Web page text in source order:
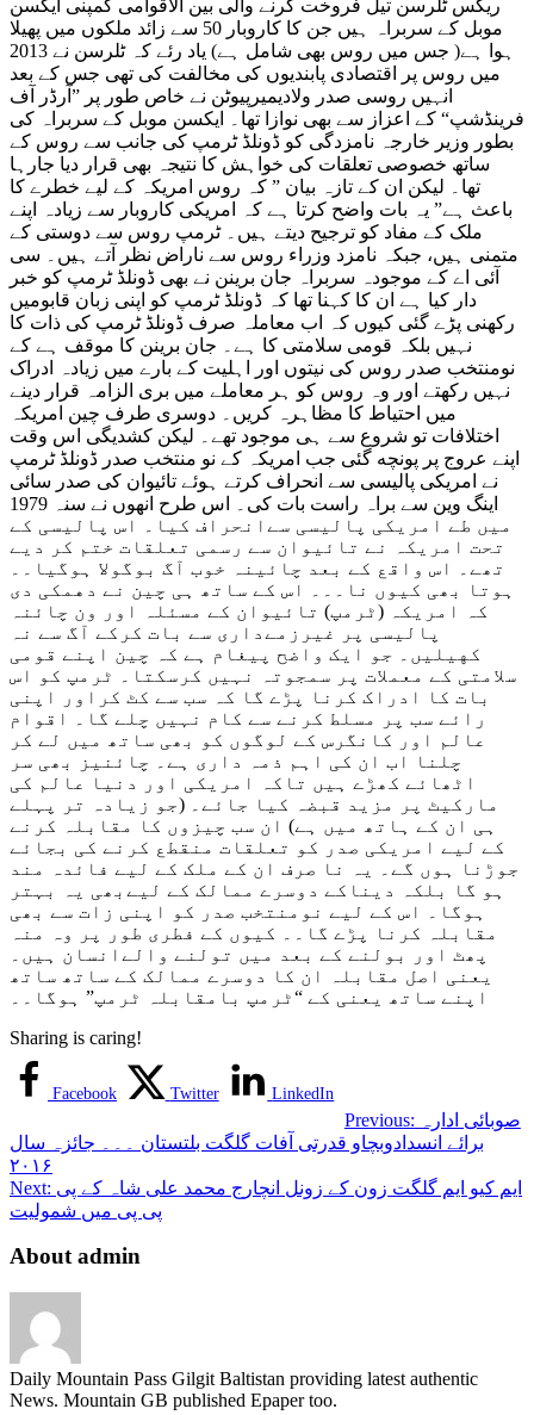
ریکس ٹلرسن تیل فروخت کرنے والی بین الاقوامی کمپنی ایکسن
موبل کے سربراہ ہیں جن کا کاروبار 50 سے زائد ملکوں میں پھیلا
ہوا ہے( جس میں روس بھی شامل ہے) یاد رئے کہ ٹلرسن نے 2013
میں روس پر اقتصادی پابندیوں کی مخالفت کی تھی جس کے بعد
انہیں روسی صدر ولادیمیرپیوٹن نے خاص طور پر ”آرڈر آف
فرینڈشپ“ کے اعزاز سے بھی نوازا تھا۔ ایکسن موبل کے سربراہ کی
بطور وزیر خارجہ نامزدگی کو ڈونلڈ ٹرمپ کی جانب سے روس کے
ساتھ خصوصی تعلقات کی خواہش کا نتیجہ بھی قرار دیا جارہا
تھا۔ لیکن ان کے تازہ بیان ” کہ روس امریکہ کے لیے خطرے کا
باعث ہے” یہ بات واضح کرتا ہے کہ امریکی کاروبار سے زیادہ اپنے
ملک کے مفاد کو ترجیح دیتے ہیں۔ ٹرمپ روس سے دوستی کے
متمنی ہیں، جبکہ نامزد وزراء روس سے ناراض نظر آتے ہیں۔ سی
آئی اے کے موجودہ سربراہ جان برینن نے بھی ڈونلڈ ٹرمپ کو خبر
دار کیا ہے ان کا کہنا تھا کہ ڈونلڈ ٹرمپ کو اپنی زبان قابومیں
رکھنی پڑے گئی کیوں کہ اب معاملہ صرف ڈونلڈ ٹرمپ کی ذات کا
نہیں بلکہ قومی سلامتی کا ہے۔ جان برینن کا موقف ہے کے
نومنتخب صدر روس کی نیتوں اور اہلیت کے بارے میں زیادہ ادراک
نہیں رکھتے اور وہ روس کو ہر معاملے میں بری الزامہ قرار دینے
میں احتیاط کا مظاہرہ کریں۔ دوسری طرف چین امریکہ
اختلافات تو شروع سے ہی موجود تھے۔ لیکن کشدیگی اس وقت
اپنے عروج پر پونچه گئی جب امریکہ کے نو منتخب صدر ڈونلڈ ٹرمپ
نے امریکی پالیسی سے انحراف کرتے ہوئے تائیوان کی صدر سائی
اینگ وین سے براہ راست بات کی۔ اس طرح انھوں نے سنہ 1979
میں طے امریکی پالیسی سےانحراف کیا۔ اس پالیسی کے
تحت امریکہ نے تائیوان سے رسمی تعلقات ختم کر دیے
تھے۔ اس واقع کے بعد چائینہ خوب آگ بوگولا ہوگیا۔۔
ہوتا بھی کیوں نا۔۔۔ اس کے ساتھ ہی چین نے دهمکی دی
کہ امریکہ (ٹرمپ) تائیوان کے مسئلہ اور ون چائنہ
پالیسی پر غیرزمےداری سے بات کرکے آگ سے نہ
کهیلیں۔ جو ایک واضح پیغام ہے کہ چین اپنے قومی
سلامتی کے معملات پر سمجوتہ نہیں کرسکتا۔ ٹرمپ کو اس
بات کا ادراک کرنا پڑے گا کہ سب سے کٹ کراور اپنی
رائے سب پر مسلط کرنے سے کام نہیں چلے گا۔ اقوام
عالم اور کانگرس کے لوگوں کو بھی ساتھ میں لے کر
چلنا اب ان کی اہم ذمہ داری ہے۔ چائنیز بھی سر
اٹھائے کھڑے ہیں تاکہ امریکی اور دنیا عالم کی
مارکیٹ پر مزید قبضہ کیا جائے۔ (جو زیادہ تر پہلے
ہی ان کے ہاتھ میں ہے) ان سب چیزوں کا مقابلہ کرنے
کے لیے امریکی صدر کو تعلقات منقطع کرنے کی بجائے
جوڑنا ہوں گے۔ یہ نا صرف ان کے ملک کے لیے فائدہ مند
ہو گا بلکہ دیناکے دوسرے ممالک کے لیےبھی یہ بہتر
ہوگا۔ اس کے لیے نومنتخب صدر کو اپنی زات سے بھی
مقابلہ کرنا پڑے گا۔۔ کیوں کے فطری طور پر وہ منہ
پھٹ اور بولنے کے بعد میں تولنے والےانسان ہیں۔
یعنی اصل مقابلہ ان کا دوسرے ممالک کے ساتھ ساتھ
اپنے ساتھ یعنی کے “ٹرمپ بامقابلہ ٹرمپ” ہوگا۔۔
Sharing is caring!
Facebook Twitter LinkedIn
Previous:
برائے انسدادوبچاو قدرتی آفات گلگت بلتستان ۔۔۔ جائزہ سال
۲۰۱۶
Next:
پی پی میں شمولیت
About admin
Daily Mountain Pass Gilgit Baltistan providing latest authentic
News. Mountain GB published Epaper too.